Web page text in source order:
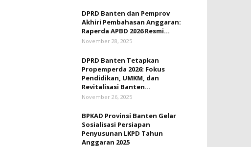
DPRD Banten dan Pemprov
Akhiri Pembahasan Anggaran:
Raperda APBD 2026 Resmi...
November 28, 2025
DPRD Banten Tetapkan
Propemperda 2026: Fokus
Pendidikan, UMKM, dan
Revitalisasi Banten...
November 26, 2025
BPKAD Provinsi Banten Gelar
Sosialisasi Persiapan
Penyusunan LKPD Tahun
Anggaran 2025